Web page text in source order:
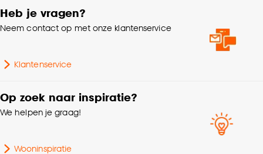
kan aanpassen, bekijk hiervoor onze
cookieverklaring.
Heb je vragen?
Neem contact op met onze klantenservice
Klantenservice
Op zoek naar inspiratie?
We helpen je graag!
Wooninspiratie